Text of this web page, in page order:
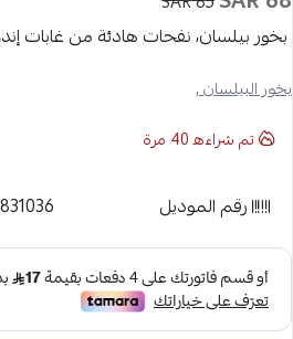
بخور بيلسان، نفحات هادئة من غابات
بخور البيلسان ,
تم شراءه40 مرة
رقم الموديل